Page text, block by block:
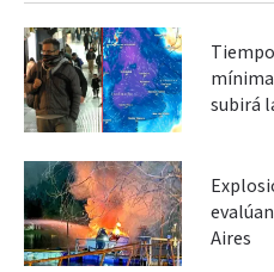
subirá
Aires